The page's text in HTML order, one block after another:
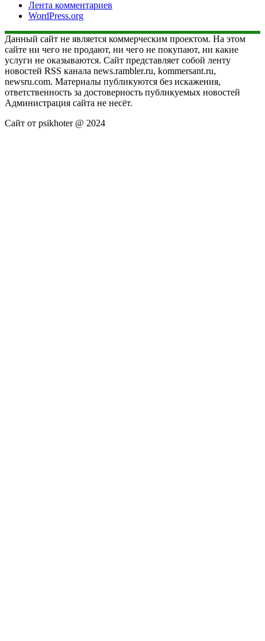
Лента комментариев
WordPress.org
Данный сайт не является коммерческим проектом. На этом
сайте ни чего не продают, ни чего не покупают, ни какие
услуги не оказываются. Сайт представляет собой ленту
новостей RSS канала news.rambler.ru, kommersant.ru,
newsru.com. Материалы публикуются без искажения,
ответственность за достоверность публикуемых новостей
Администрация сайта не несёт.
Сайт от psikhoter @ 2024